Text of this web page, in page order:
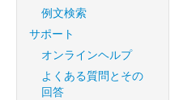
例文検索
サポート
オンラインヘルプ
よくある質問とその
回答